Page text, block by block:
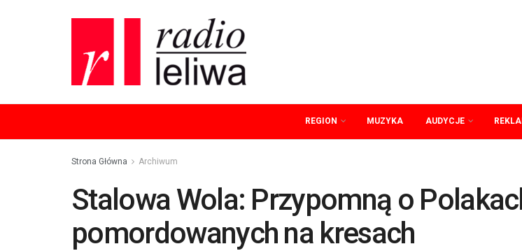
REGION MUZYKA AUDYCJE
Strona Główna Archiwum
Stalowa Wola: Przypomną o
pomordowanych na kresach